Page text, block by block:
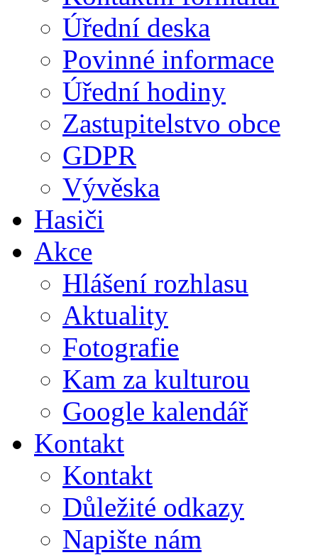
Úřední deska
Povinné informace
Úřední hodiny
Zastupitelstvo obce
GDPR
Vývěska
Hasiči
Akce
Hlášení rozhlasu
Aktuality
Fotografie
Kam za kulturou
Google kalendář
Kontakt
Kontakt
Důležité odkazy
Napište nám